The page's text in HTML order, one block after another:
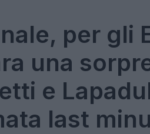
per gli
una
e
last